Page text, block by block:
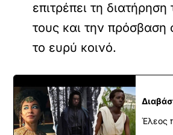
επιτρέπει τη
τους και την πρόσβαση
το ευρύ κοινό.
Έλεος